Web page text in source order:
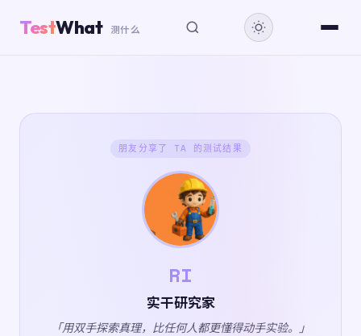
TestWhat 测什么
朋友分享了 TA 的测试结果
RI
实干研究家
「用双手探索真理，比任何人都更懂得动手实验。」